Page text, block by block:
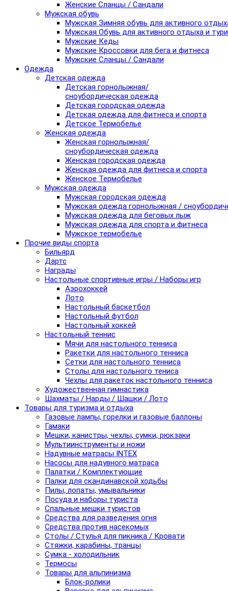
Женские Сланцы / Сандали
Мужская обувь
Мужская Зимняя обувь для активного
Мужская Обувь для активного отдыха и
Мужские Кеды
Мужские Кроссовки для бега и фитнеса
Мужские Сланцы / Сандали
Одежда
Детская одежда
Детская горнолыжная/
сноубордическая одежда
Детская городская одежда
Детская одежда для фитнеса и спорта
Детское Термобелье
Женская одежда
Женская горнолыжная/
сноубордическая одежда
Женская городская одежда
Женская одежда для фитнеса и спорта
Женское Термобелье
Мужская одежда
Мужская городская одежда
Мужская одежда горнолыжная /
Мужская одежда для беговых лыж
Мужская одежда для спорта и фитнеса
Мужское термобелье
Прочие виды спорта
Бильярд
Дартс
Награды
Настольные спортивные игры / Наборы игр
Аэрохоккей
Лото
Настольный баскетбол
Настольный футбол
Настольный хоккей
Настольный теннис
Мячи для настольного тенниса
Ракетки для настольного тенниса
Сетки для настольного тенниса
Столы для настольного тениса
Чехлы для ракеток настольного тенниса
Художественная гимнастика
Шахматы / Нарды / Шашки / Лото
Товары для туризма и отдыха
Газовые лампы, горелки и газовые баллоны
Гамаки
Мешки, канистры, чехлы, сумки, рюкзаки
Мультиинструменты и ножи
Надувные матрасы INTEX
Насосы для надувного матраса
Палатки / Комплектующие
Палки для скандинавской ходьбы
Пилы, лопаты, умывальники
Посуда и наборы туриста
Спальные мешки туристов
Средства для разведения огня
Средства против насекомых
Столы / Стулья для пикника / Кровати
Стяжки, карабины, транцы
Сумка - холодильник
Термосы
Товары для альпинизма
Блок-ролики